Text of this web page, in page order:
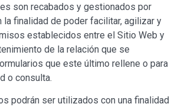
son recabados y gestionados por
la finalidad de poder facilitar, agilizar y
establecidos entre el Sitio Web y
de la relación que se
que este último rellene o para
o consulta.
podrán ser utilizados con una finalidad